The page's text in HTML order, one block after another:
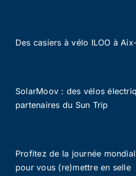
Des casiers à vélo ILOO à
SolarMoov : des vélos
partenaires du Sun Trip
Profitez de la journée
pour vous (re)mettre en selle